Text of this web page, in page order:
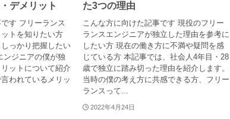
デメリット
す フリーランス
トを知りたい方
っかり把握したい
ンジニアの僕が独
ットについて紹介
われているメリッ
た3つの理由
こんな方に向けた記事です 現役のフリー
ランスエンジニアが独立した理由を参考に
したい方 現在の働き方に不満や疑問を感
じている方 本記事では、社会人4年目・28
歳で独立に踏み切った理由を紹介します。
当時の僕の考え方に共感できる方、フリー
ランスって...
2022年4月24日